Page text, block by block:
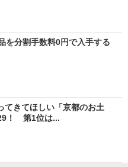
を分割手数料0円で入手する
てきてほしい「京都のお土
！ 第1位は...